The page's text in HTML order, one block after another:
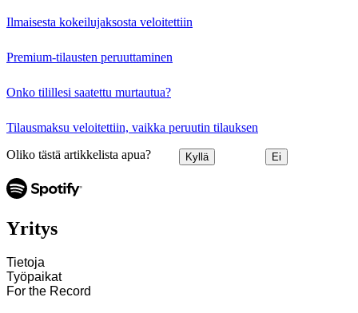
Ilmaisesta kokeilujaksosta veloitettiin
Premium-tilausten peruuttaminen
Onko tilillesi saatettu murtautua?
Tilausmaksu veloitettiin, vaikka peruutin tilauksen
Oliko tästä artikkelista apua? Kyllä Ei
Yritys
Tietoja
Työpaikat
For the Record